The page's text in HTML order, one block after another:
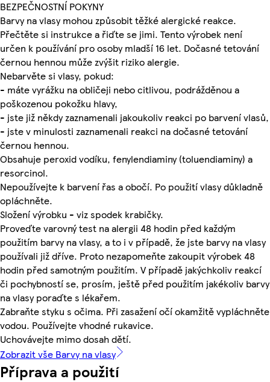
BEZPEČNOSTNÍ POKYNY
Barvy na vlasy mohou způsobit těžké alergické reakce.
Přečtěte si instrukce a řiďte se jimi. Tento výrobek není
určen k používání pro osoby mladší 16 let. Dočasné tetování
černou hennou může zvýšit riziko alergie.
Nebarvěte si vlasy, pokud:
- máte vyrážku na obličeji nebo citlivou, podrážděnou a
poškozenou pokožku hlavy,
- jste již někdy zaznamenali jakoukoliv reakci po barvení vlasů,
- jste v minulosti zaznamenali reakci na dočasné tetování
černou hennou.
Obsahuje peroxid vodíku, fenylendiaminy (toluendiaminy) a
resorcinol.
Nepoužívejte k barvení řas a obočí. Po použití vlasy důkladně
opláchněte.
Složení výrobku - viz spodek krabičky.
Proveďte varovný test na alergii 48 hodin před každým
použitím barvy na vlasy, a to i v případě, že jste barvy na vlasy
používali již dříve. Proto nezapomeňte zakoupit výrobek 48
hodin před samotným použitím. V případě jakýchkoliv reakcí
či pochybností se, prosím, ještě před použitím jakékoliv barvy
na vlasy poraďte s lékařem.
Zabraňte styku s očima. Při zasažení očí okamžitě vypláchněte
vodou. Používejte vhodné rukavice.
Uchovávejte mimo dosah dětí.
Zobrazit vše Barvy na vlasy
Příprava a použití